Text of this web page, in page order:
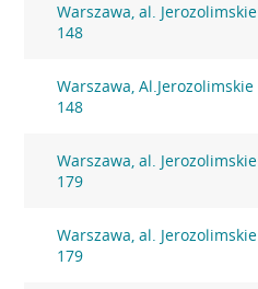
Warszawa, al. Jerozolimskie
148
Warszawa, Al.Jerozolimskie
148
Warszawa, al. Jerozolimskie
179
Warszawa, al. Jerozolimskie
179